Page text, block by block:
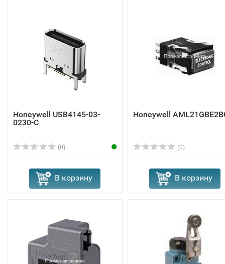
Honeywell USB4145-03-
0230-C
(0)
В корзину
Honeywell
(0)
В корзину